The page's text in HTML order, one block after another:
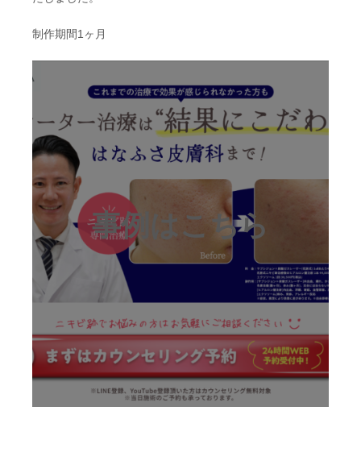
制作期間1ヶ月
事例はこちら